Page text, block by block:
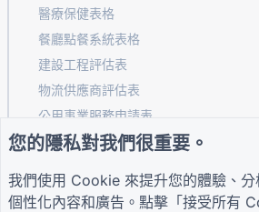
醫療保健表格
餐廳點餐系統表格
建設工程評估表
物流供應商評估表
公用事業服務申請表
客戶參與表
您的隱私對我們很重要。
我們使用 Cookie 來提升您的體驗、
個性化內容和廣告。點擊「接受所有